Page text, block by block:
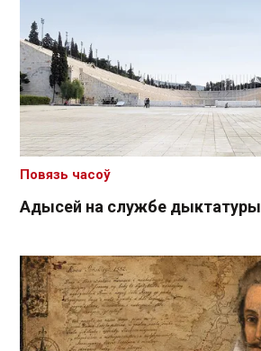
Адысей на службе дыктатуры
Повязь часоў